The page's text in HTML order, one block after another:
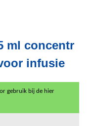
ml concentr
infusie
gebruik bij de hier